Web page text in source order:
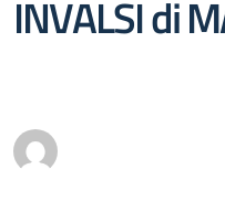
INVALSI di